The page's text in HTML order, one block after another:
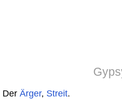
Der Ärger, Streit.